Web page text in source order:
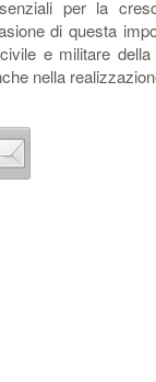
per la
di questa
e militare
nella